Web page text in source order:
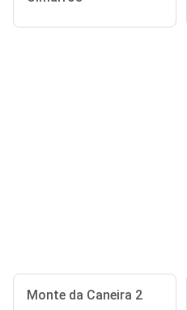
Monte da Caneira 2